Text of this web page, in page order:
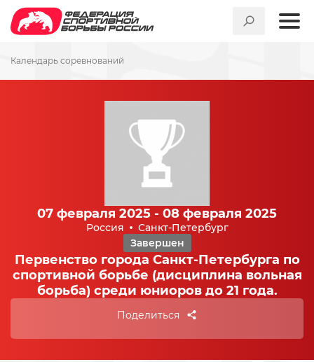
Календарь соревнований
07 февраля 2025 - 08 февраля 2025
Россия
Санкт-Петербург
Завершен
Первенство города Санкт-Петербурга по
спортивной борьбе (дисциплина вольная
борьба) среди юниоров до 21 года.
Поделиться